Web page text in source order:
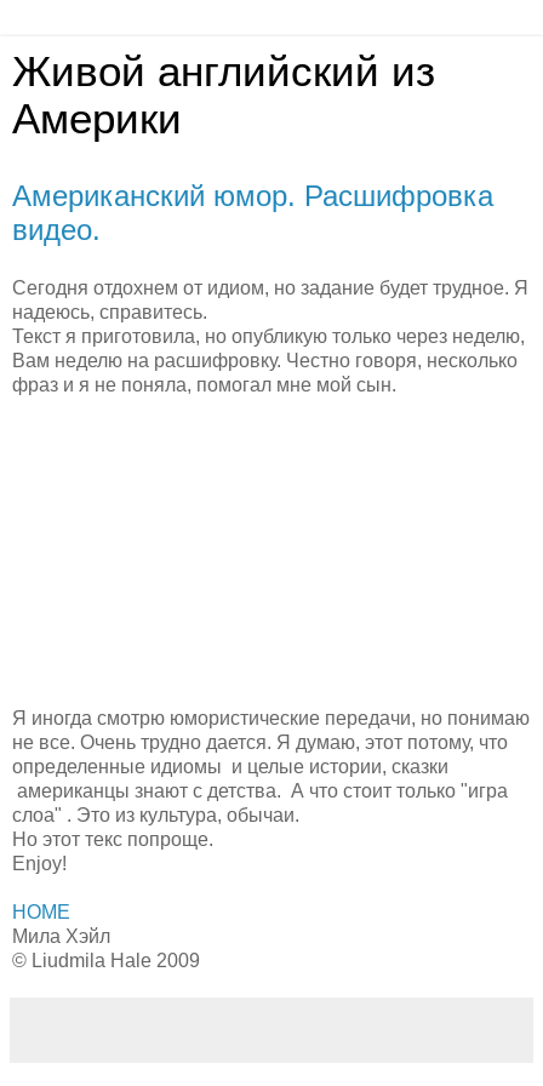
Живой английский из
Америки
Американский юмор. Расшифровка
видео.
Сегодня отдохнем от идиом, но задание будет трудное. Я
надеюсь, справитесь.
Текст я приготовила, но опубликую только через неделю,
Вам неделю на расшифровку. Честно говоря, несколько
фраз и я не поняла, помогал мне мой сын.
Я иногда смотрю юмористические передачи, но понимаю
не все. Очень трудно дается. Я думаю, этот потому, что
определенные идиомы и целые истории, сказки
американцы знают с детства. А что стоит только "игра
слоа" . Это из культура, обычаи.
Но этот текс попроще.
Enjoy!
HOME
Мила Хэйл
© Liudmila Hale 2009